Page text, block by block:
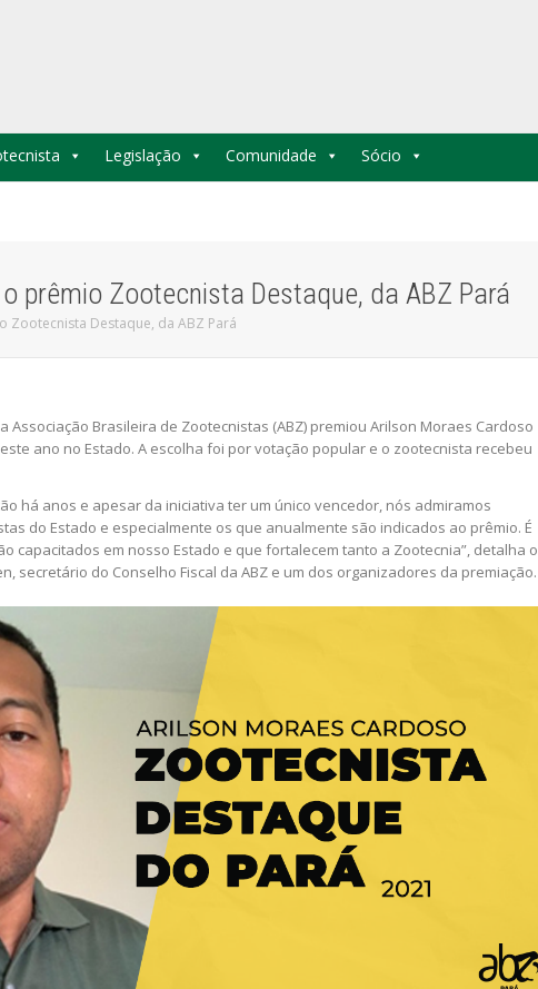
Legislação Comunidade Sócio
prêmio Zootecnista Destaque, da ABZ Pará
Destaque, da ABZ Pará
Associação Brasileira de Zootecnistas (ABZ) premiou Arilson Moraes Cardoso
ano no Estado. A escolha foi por votação popular e o zootecnista recebeu
há anos e apesar da iniciativa ter um único vencedor, nós admiramos
do Estado e especialmente os que anualmente são indicados ao prêmio. É
capacitados em nosso Estado e que fortalecem tanto a Zootecnia”, detalha o
secretário do Conselho Fiscal da ABZ e um dos organizadores da premiação.